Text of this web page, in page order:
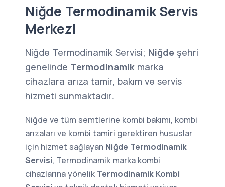
Niğde Termodinamik Servis
Merkezi
Niğde Termodinamik Servisi; Niğde şehri
genelinde Termodinamik marka
cihazlara arıza tamir, bakım ve servis
hizmeti sunmaktadır.
Niğde ve tüm semtlerine kombi bakımı, kombi
arızaları ve kombi tamiri gerektiren hususlar
için hizmet sağlayan Niğde Termodinamik
Servisi, Termodinamik marka kombi
cihazlarına yönelik Termodinamik Kombi